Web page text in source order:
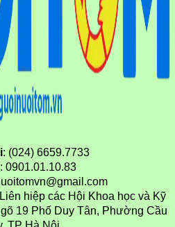
: (024) 6659.7733
: 0901.01.10.83
hiệp các Hội Khoa học và Kỹ
19 Phố Duy Tân, Phường Cầu